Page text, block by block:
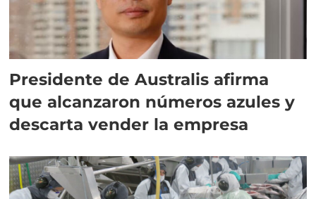
Presidente de Australis afirma
que alcanzaron números azules y
descarta vender la empresa